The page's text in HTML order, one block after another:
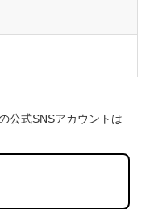
公式SNSアカウントは